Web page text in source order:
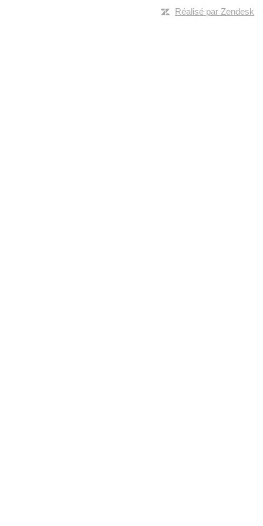
Réalisé par Zendesk